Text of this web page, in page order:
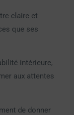
claire et
que ses
intérieure,
aux attentes
de donner